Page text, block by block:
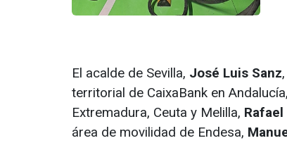
El acalde de Sevilla, José Luis Sanz
territorial de CaixaBank en Andalucía,
Extremadura, Ceuta y Melilla, Rafael
área de movilidad de Endesa,